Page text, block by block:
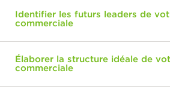
Identifier les futurs leaders de
commerciale
Élaborer la structure idéale de
commerciale